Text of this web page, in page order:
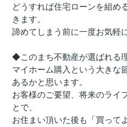
どうすれば住宅ローンを組め
きます。
諦めてしまう前に一度お気軽
◆このまち不動産が選ばれる
マイホーム購入という大きな
あるかと思います。
お客様のご要望、将来のライ
とで、
お住まい頂いた後も「買って